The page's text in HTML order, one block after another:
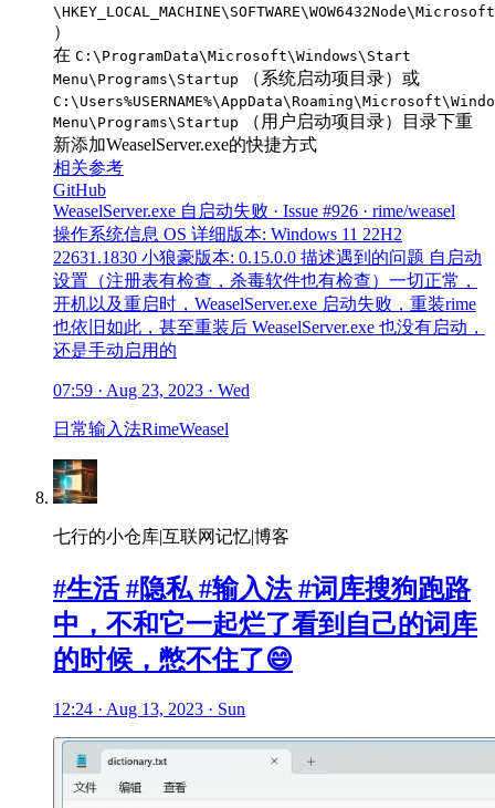
）
在 C:\ProgramData\Microsoft\Windows\Start
Menu\Programs\Startup
（系统启动项目录）或
Menu\Programs\Startup
（用户启动项目录）目录下重
新添加WeaselServer.exe的快捷方式
相关参考
GitHub
WeaselServer.exe 自启动失败 · Issue #926 · rime/weasel
操作系统信息 OS 详细版本: Windows 11 22H2
22631.1830 小狼豪版本: 0.15.0.0 描述遇到的问题 自启动
设置（注册表有检查，杀毒软件也有检查）一切正常，
开机以及重启时，WeaselServer.exe 启动失败，重装rime
也依旧如此，甚至重装后 WeaselServer.exe 也没有启动，
还是手动启用的
07:59 · Aug 23, 2023 · Wed
日常输入法RimeWeasel
七行的小仓库|互联网记忆|博客
#生活 #隐私 #输入法 #词库搜狗跑路
中，不和它一起烂了看到自己的词库
的时候，憋不住了😄
12:24 · Aug 13, 2023 · Sun